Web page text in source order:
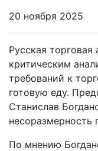
20 ноября 2025
Русская
критическим
требований к
готовую еду.
Станислав
несоразмерность
По мнению